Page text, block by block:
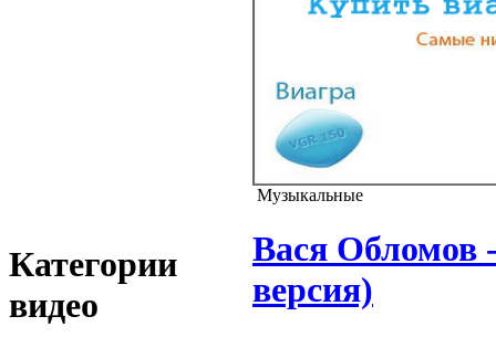
Категории
видео
Музыкальные
Вася Обломов
версия)